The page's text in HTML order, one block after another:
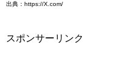
出典：https://X.com/
スポンサーリンク